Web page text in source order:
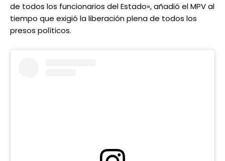
de todos los funcionarios del Estado», añadió el MPV al
tiempo que exigió la liberación plena de todos los
presos políticos.